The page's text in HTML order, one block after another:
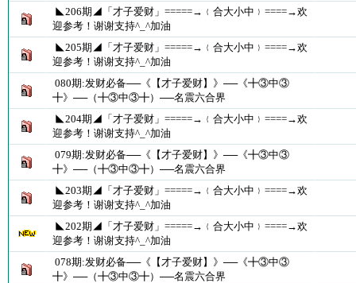
◣206期◢「才子爱财」=====→﹛合大小中﹜====→欢
迎参考！谢谢支持^_^加油
◣205期◢「才子爱财」=====→﹛合大小中﹜====→欢
迎参考！谢谢支持^_^加油
080期:发财必备──《【才子爱财】》──《╋③中③
╋》──（╋③中③╋）──名震六合界
◣204期◢「才子爱财」=====→﹛合大小中﹜====→欢
迎参考！谢谢支持^_^加油
079期:发财必备──《【才子爱财】》──《╋③中③
╋》──（╋③中③╋）──名震六合界
◣203期◢「才子爱财」=====→﹛合大小中﹜====→欢
迎参考！谢谢支持^_^加油
◣202期◢「才子爱财」=====→﹛合大小中﹜====→欢
迎参考！谢谢支持^_^加油
078期:发财必备──《【才子爱财】》──《╋③中③
╋》──（╋③中③╋）──名震六合界